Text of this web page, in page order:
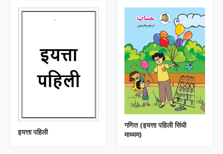
इयत्ता पहिली
गणित (इयत्ता पहिली सिंधी
माध्यम)